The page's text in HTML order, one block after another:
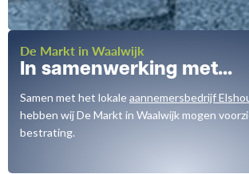
De Markt in Waalwijk
In samenwerking met...
Samen met het lokaleaannemersbedrijf
hebben wij De Markt in Waalwijk mogen
bestrating.